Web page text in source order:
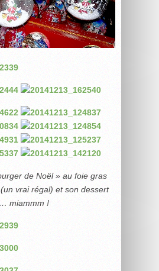
de Noël » au foie gras
vrai régal) et son dessert
miammm !